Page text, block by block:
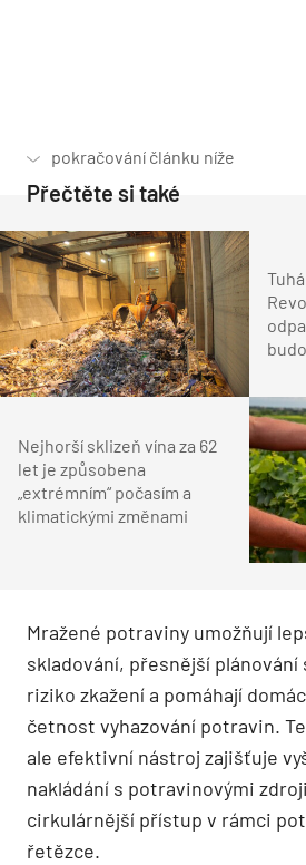
Přečtěte si také
Nejhorší sklizeň vína za 62
let je způsobena
„extrémním“ počasím a
klimatickými změnami
Mražené potraviny umožňují
skladování, přesnější
riziko zkažení a pomáhají
četnost vyhazování potravin.
ale efektivní nástroj zajišťuje
nakládání s potravinovými
cirkulárnější přístup v rámci
řetězce.